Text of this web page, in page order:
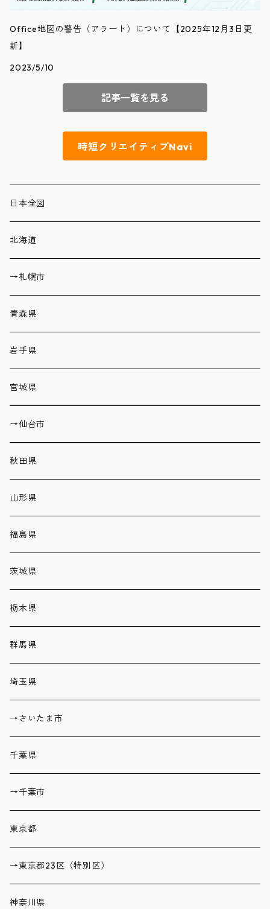
Office地図の警告（アラート）について【2025年12月3日更
新】
2023/5/10
記事一覧を見る
時短クリエイティブNavi
日本全図
北海道
→札幌市
青森県
岩手県
宮城県
→仙台市
秋田県
山形県
福島県
茨城県
栃木県
群馬県
埼玉県
→さいたま市
千葉県
→千葉市
東京都
→東京都23区（特別区）
神奈川県